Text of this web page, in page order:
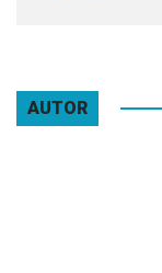
AUTOR